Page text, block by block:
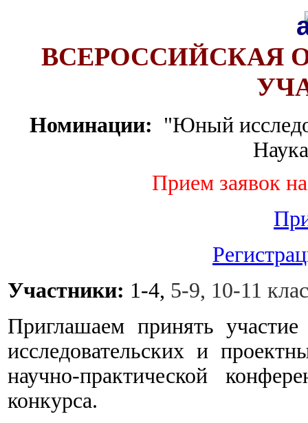
ВСЕРОССИЙСКАЯ
Номинации: "Юный
Прием заявок
Участники: 1-4, 5-9, 10-11
Приглашаем принять
исследовательских и
научно-практической
конкурса.